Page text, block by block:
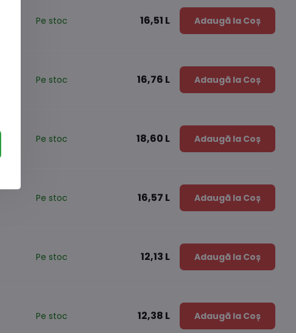
Pe stoc 16,51 L Adaugă la Coș
Pe stoc 16,76 L Adaugă la Coș
Pe stoc 18,60 L Adaugă la Coș
Pe stoc 16,57 L Adaugă la Coș
Pe stoc 12,13 L Adaugă la Coș
Pe stoc 12,38 L Adaugă la Coș